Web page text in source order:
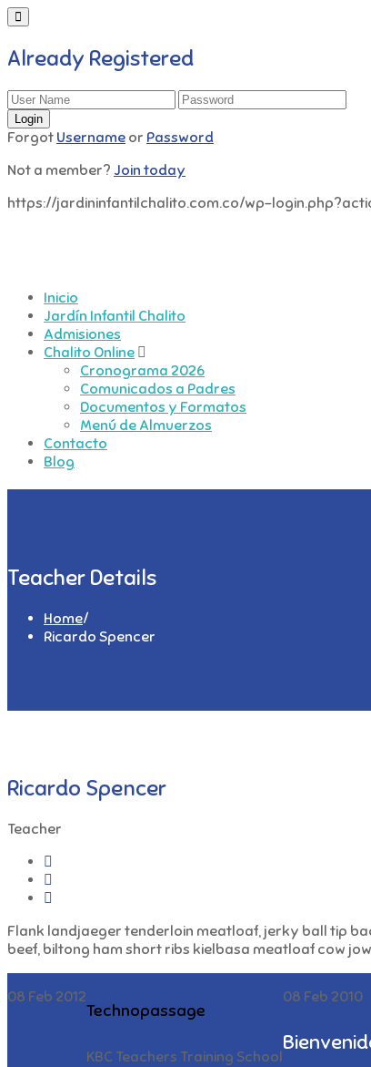
Already Registered
Forgot Username or Password
Not a member? Join today
https://jardininfantilchalito.com.co/wp-
Inicio
Jardín Infantil Chalito
Admisiones
Chalito Online
Cronograma 2026
Comunicados a Padres
Documentos y Formatos
Menú de Almuerzos
Contacto
Blog
Teacher Details
Home/
Ricardo Spencer
Ricardo Spencer
Teacher
Flank landjaeger tenderloin meatloaf, jerky ball tip
beef, biltong ham short ribs kielbasa meatloaf cow
08 Feb 2012
Technopassage
KBC Teachers Training School
08 Feb 2010